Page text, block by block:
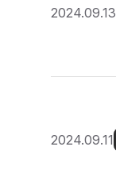
2024.09.13
2024.09.11